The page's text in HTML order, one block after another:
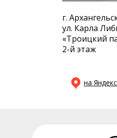
г.
ул. Карла
«Троицкий
2-й этаж
на